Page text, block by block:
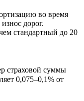
во время
дорог.
стандартный до 20
страховой суммы
0,075–0,1% от